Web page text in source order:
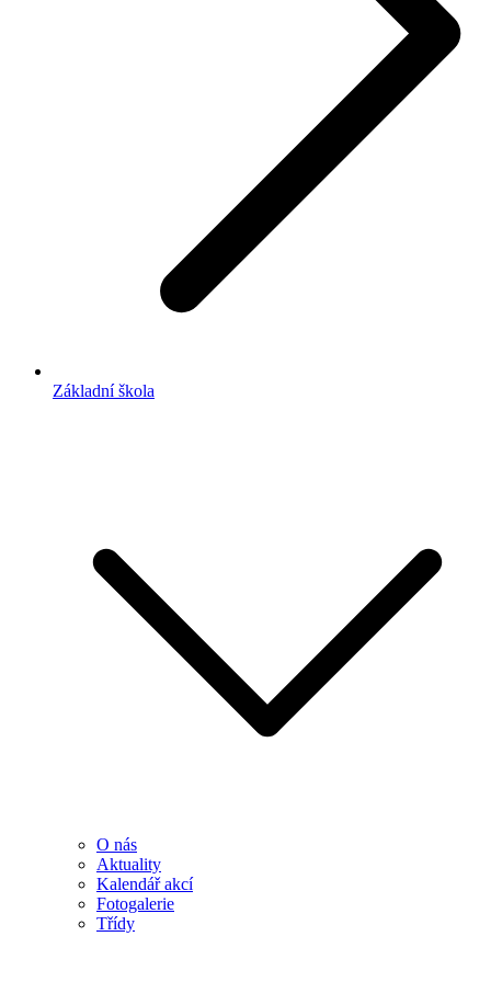
Základní škola
O nás
Aktuality
Kalendář akcí
Fotogalerie
Třídy